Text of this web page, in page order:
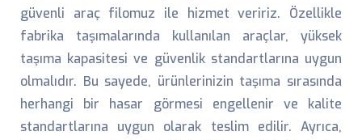
güvenli araç filomuz ile hizmet veririz. Özellikle
fabrika taşımalarında kullanılan araçlar, yüksek
taşıma kapasitesi ve güvenlik standartlarına uygun
olmalıdır. Bu sayede, ürünlerinizin taşıma sırasında
herhangi bir hasar görmesi engellenir ve kalite
standartlarına uygun olarak teslim edilir. Ayrıca,